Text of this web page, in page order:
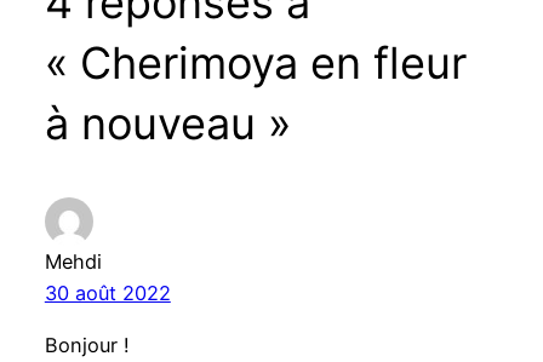
« Cherimoya en fleur
à nouveau »
Mehdi
30 août 2022
Bonjour !